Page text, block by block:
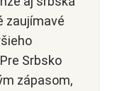
zaujímavé
Srbsko
zápasom,